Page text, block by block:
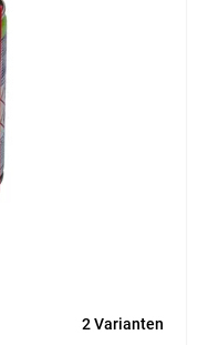
Schrauben und
Feuchtigkeit zu
WD-40 Classic
und Unterhalt.
Schrauben,
Garage, Bau und
Komponenten.
2 Varianten